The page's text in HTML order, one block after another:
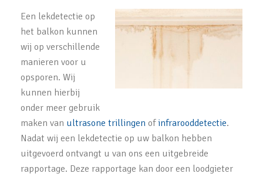
Een lekdetectie op
het balkon kunnen
wij op verschillende
manieren voor u
opsporen. Wij
kunnen hierbij
onder meer gebruik
maken van ultrasone trillingen of infrarooddetectie.
Nadat wij een lekdetectie op uw balkon hebben
uitgevoerd ontvangt u van ons een uitgebreide
rapportage. Deze rapportage kan door een loodgieter